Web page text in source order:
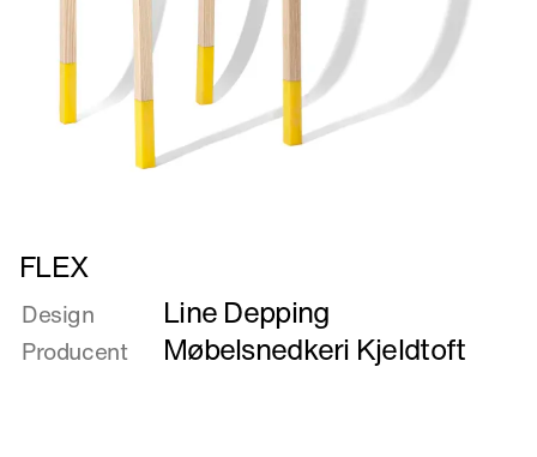
Læs
mere
om
FLEX
FLEX
Design Line Depping
Producent Møbelsnedkeri Kjeldtoft